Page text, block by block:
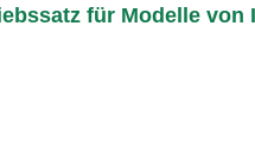
für Modelle von